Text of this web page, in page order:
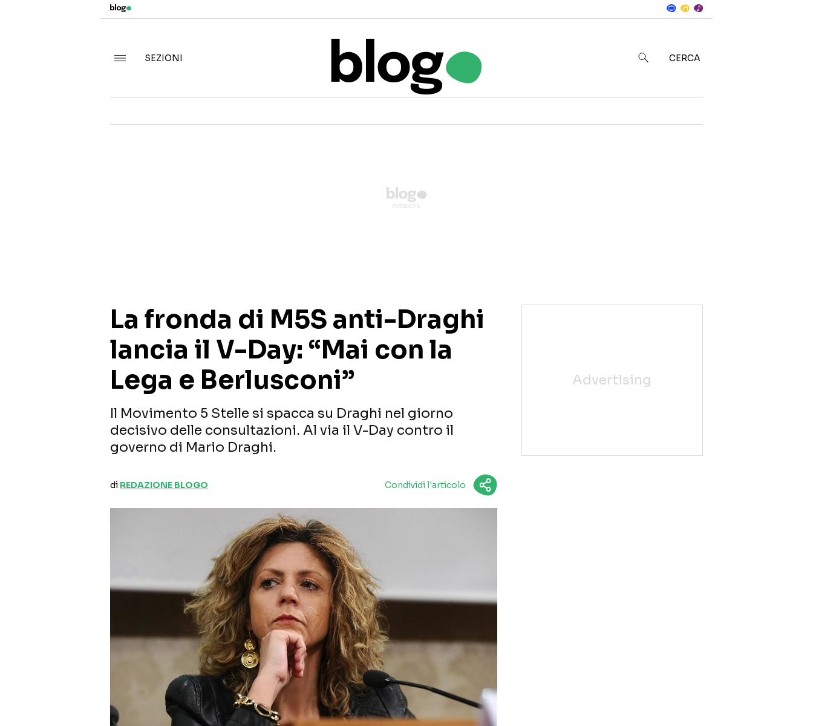
SEZIONI
CERCA
La fronda di M5S anti-Draghi
lancia il V-Day: “Mai con la
Lega e Berlusconi”
Il Movimento 5 Stelle si spacca su Draghi nel giorno
decisivo delle consultazioni. Al via il V-Day contro il
governo di Mario Draghi.
di REDAZIONE BLOGO Condividi l'articolo